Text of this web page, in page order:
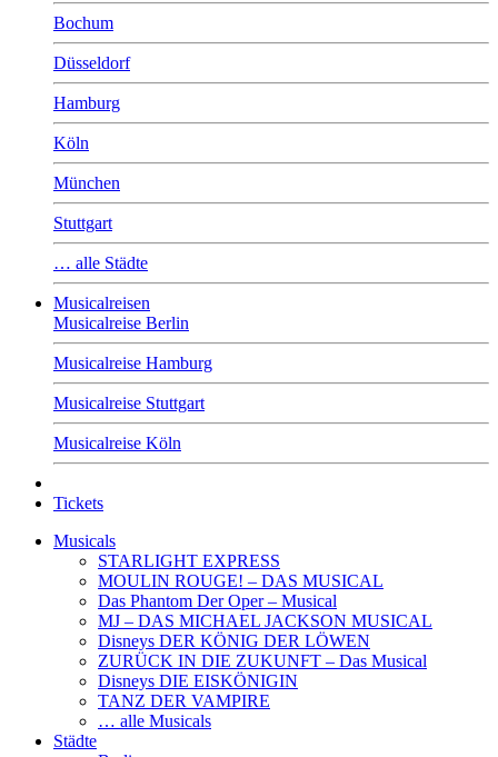
Bochum
Düsseldorf
Hamburg
Köln
München
Stuttgart
… alle Städte
Musicalreisen
Musicalreise Berlin
Musicalreise Hamburg
Musicalreise Stuttgart
Musicalreise Köln
Tickets
Musicals
STARLIGHT EXPRESS
MOULIN ROUGE! – DAS MUSICAL
Das Phantom Der Oper – Musical
MJ – DAS MICHAEL JACKSON MUSICAL
Disneys DER KÖNIG DER LÖWEN
ZURÜCK IN DIE ZUKUNFT – Das Musical
Disneys DIE EISKÖNIGIN
TANZ DER VAMPIRE
… alle Musicals
Städte